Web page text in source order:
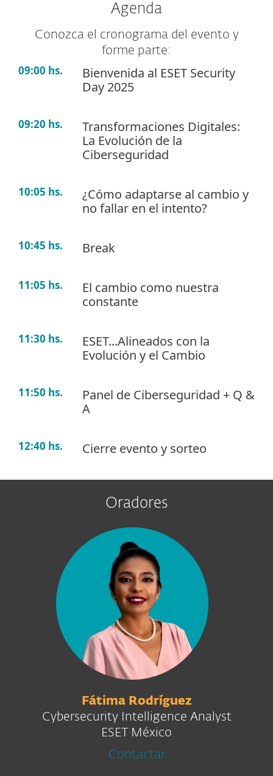
Agenda
Conozca el cronograma del evento y
forme parte:
09:00 hs.
Bienvenida al ESET Security
Day 2025
09:20 hs.
Transformaciones Digitales:
La Evolución de la
Ciberseguridad
10:05 hs.
¿Cómo adaptarse al cambio y
no fallar en el intento?
10:45 hs. Break
11:05 hs.
El cambio como nuestra
constante
11:30 hs.
ESET...Alineados con la
Evolución y el Cambio
11:50 hs.
Panel de Ciberseguridad + Q &
A
12:40 hs. Cierre evento y sorteo
Oradores
Fátima Rodríguez
Cybersecurity Intelligence Analyst
ESET México
Contactar